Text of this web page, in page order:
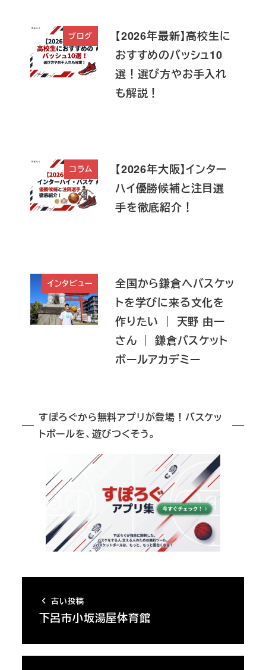
ブログ
【2026年最新】高校生に
おすすめのバッシュ10
選！選び方やお手入れ
も解説！
コラム
【2026年大阪】インター
ハイ優勝候補と注目選
手を徹底紹介！
インタビュー
全国から鎌倉へバスケッ
トを学びに来る文化を
作りたい ｜ 天野 由一
さん ｜ 鎌倉バスケット
ボールアカデミー
すぽろぐから無料アプリが登場！バスケッ
トボールを、遊びつくそう。
古い投稿
下呂市小坂湯屋体育館